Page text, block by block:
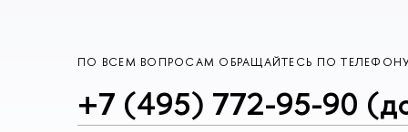
ПО ВСЕМ ВОПРОСАМ ОБРАЩАЙТЕСЬ ПО
+7 (495) 772-95-90